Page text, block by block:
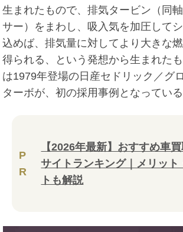
生まれたもので、排気タービン（同
サー）をまわし、吸入気を加圧して
込めば、排気量に対してより大きな
得られる、という発想から生まれた
は1979年登場の日産セドリック／グ
ターボが、初の採用事例となっている
P
R
【2026年最新】おすすめ車
サイトランキング｜メリット
トも解説